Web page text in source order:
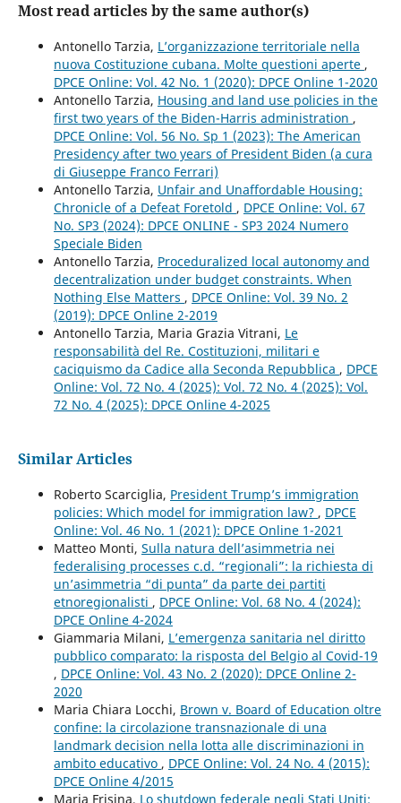
Most read articles by the same author(s)
Antonello Tarzia, L’organizzazione territoriale nella
nuova Costituzione cubana. Molte questioni aperte ,
DPCE Online: Vol. 42 No. 1 (2020): DPCE Online 1-2020
Antonello Tarzia, Housing and land use policies in the
first two years of the Biden-Harris administration ,
DPCE Online: Vol. 56 No. Sp 1 (2023): The American
Presidency after two years of President Biden (a cura
di Giuseppe Franco Ferrari)
Antonello Tarzia, Unfair and Unaffordable Housing:
Chronicle of a Defeat Foretold , DPCE Online: Vol. 67
No. SP3 (2024): DPCE ONLINE - SP3 2024 Numero
Speciale Biden
Antonello Tarzia, Proceduralized local autonomy and
decentralization under budget constraints. When
Nothing Else Matters , DPCE Online: Vol. 39 No. 2
(2019): DPCE Online 2-2019
Antonello Tarzia, Maria Grazia Vitrani, Le
responsabilità del Re. Costituzioni, militari e
caciquismo da Cadice alla Seconda Repubblica , DPCE
Online: Vol. 72 No. 4 (2025): Vol. 72 No. 4 (2025): Vol.
72 No. 4 (2025): DPCE Online 4-2025
Similar Articles
Roberto Scarciglia, President Trump’s immigration
policies: Which model for immigration law? , DPCE
Online: Vol. 46 No. 1 (2021): DPCE Online 1-2021
Matteo Monti, Sulla natura dell’asimmetria nei
federalising processes c.d. “regionali”: la richiesta di
un’asimmetria “di punta” da parte dei partiti
etnoregionalisti , DPCE Online: Vol. 68 No. 4 (2024):
DPCE Online 4-2024
Giammaria Milani, L’emergenza sanitaria nel diritto
pubblico comparato: la risposta del Belgio al Covid-19
, DPCE Online: Vol. 43 No. 2 (2020): DPCE Online 2-
2020
Maria Chiara Locchi, Brown v. Board of Education oltre
confine: la circolazione transnazionale di una
landmark decision nella lotta alle discriminazioni in
ambito educativo , DPCE Online: Vol. 24 No. 4 (2015):
DPCE Online 4/2015
Maria Frisina, Lo shutdown federale negli Stati Uniti: